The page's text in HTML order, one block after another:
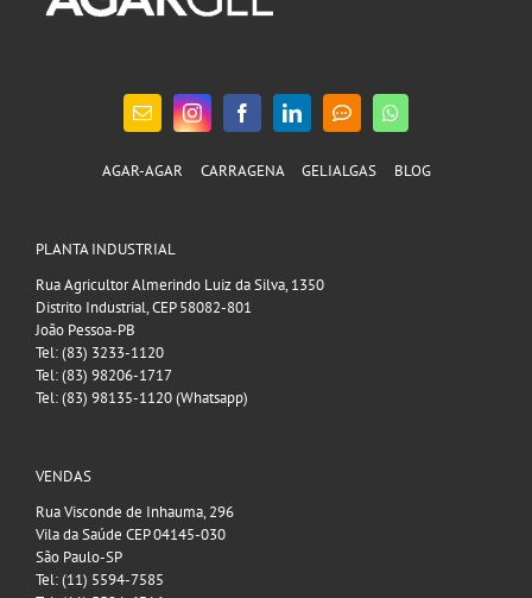
AGAR-AGAR CARRAGENA GELIALGAS BLOG
PLANTA INDUSTRIAL
Rua Agricultor Almerindo Luiz da Silva, 1350
Distrito Industrial, CEP 58082-801
João Pessoa-PB
Tel: (83) 3233-1120
Tel: (83) 98206-1717
Tel: (83) 98135-1120 (Whatsapp)
VENDAS
Rua Visconde de Inhauma, 296
Vila da Saúde CEP 04145-030
São Paulo-SP
Tel: (11) 5594-7585